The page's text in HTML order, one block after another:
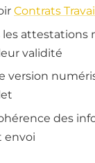
Contrats Travail
les attestations
validité
version
des
envoi